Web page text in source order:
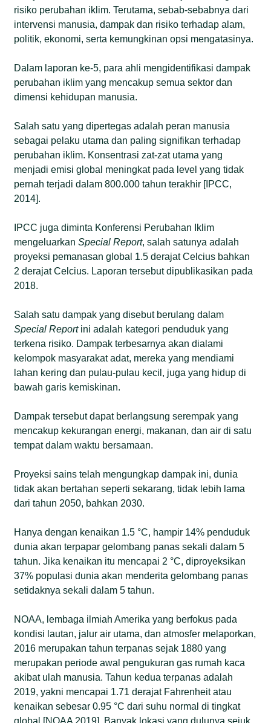
risiko perubahan iklim. Terutama, sebab-sebabnya dari
intervensi manusia, dampak dan risiko terhadap alam,
politik, ekonomi, serta kemungkinan opsi mengatasinya.
Dalam laporan ke-5, para ahli mengidentifikasi dampak
perubahan iklim yang mencakup semua sektor dan
dimensi kehidupan manusia.
Salah satu yang dipertegas adalah peran manusia
sebagai pelaku utama dan paling signifikan terhadap
perubahan iklim. Konsentrasi zat-zat utama yang
menjadi emisi global meningkat pada level yang tidak
pernah terjadi dalam 800.000 tahun terakhir [IPCC,
2014].
IPCC juga diminta Konferensi Perubahan Iklim
mengeluarkanSpecial Report, salah satunya adalah
proyeksi pemanasan global 1.5 derajat Celcius bahkan
2 derajat Celcius. Laporan tersebut dipublikasikan pada
2018.
Salah satu dampak yang disebut berulang dalam
Special Reportini adalah kategori penduduk yang
terkena risiko. Dampak terbesarnya akan dialami
kelompok masyarakat adat, mereka yang mendiami
lahan kering dan pulau-pulau kecil, juga yang hidup di
bawah garis kemiskinan.
Dampak tersebut dapat berlangsung serempak yang
mencakup kekurangan energi, makanan, dan air di satu
tempat dalam waktu bersamaan.
Proyeksi sains telah mengungkap dampak ini, dunia
tidak akan bertahan seperti sekarang, tidak lebih lama
dari tahun 2050, bahkan 2030.
Hanya dengan kenaikan 1.5 °C, hampir 14% penduduk
dunia akan terpapar gelombang panas sekali dalam 5
tahun. Jika kenaikan itu mencapai 2 °C, diproyeksikan
37% populasi dunia akan menderita gelombang panas
setidaknya sekali dalam 5 tahun.
NOAA, lembaga ilmiah Amerika yang berfokus pada
kondisi lautan, jalur air utama, dan atmosfer melaporkan,
2016 merupakan tahun terpanas sejak 1880 yang
merupakan periode awal pengukuran gas rumah kaca
akibat ulah manusia. Tahun kedua terpanas adalah
2019, yakni mencapai 1.71 derajat Fahrenheit atau
kenaikan sebesar 0.95 °C dari suhu normal di tingkat
global [NOAA 2019]. Banyak lokasi yang dulunya sejuk,